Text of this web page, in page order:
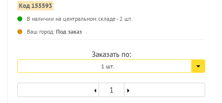
Код 155593
В наличии на центральном складе - 2 шт.
Ваш город: Под заказ
Заказать по:
1 шт.